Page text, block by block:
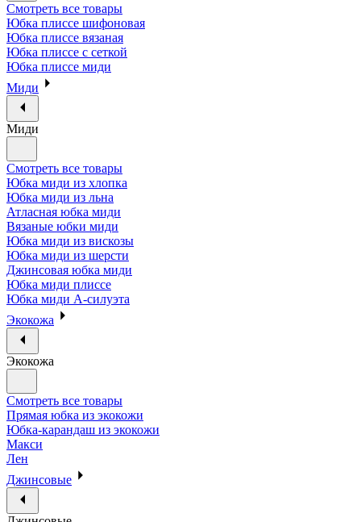
Смотреть все товары
Юбка плиссе шифоновая
Юбка плиссе вязаная
Юбка плиссе с сеткой
Юбка плиссе миди
Миди
Миди
Смотреть все товары
Юбка миди из хлопка
Юбка миди из льна
Атласная юбка миди
Вязаные юбки миди
Юбка миди из вискозы
Юбка миди из шерсти
Джинсовая юбка миди
Юбка миди плиссе
Юбка миди А-силуэта
Экокожа
Экокожа
Смотреть все товары
Прямая юбка из экокожи
Юбка-карандаш из экокожи
Макси
Лен
Джинсовые